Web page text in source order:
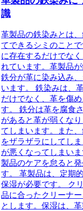
識
革製品の鉄染みとは
てできるシミのこと
に存在するだけでな
れています。革製品が
鉄分が革に染み込み
います。 鉄染みは、
だけでなく、革を傷
す。 鉄分は革を腐食
があると革が弱くな
てしまいます。また
をザラザラにしてし
が悪くなってしまい
製品のケアを怠ると
す。 革製品は、定期
保湿が必要です。 ク
品に合ったクリーナ
とします。保湿は、